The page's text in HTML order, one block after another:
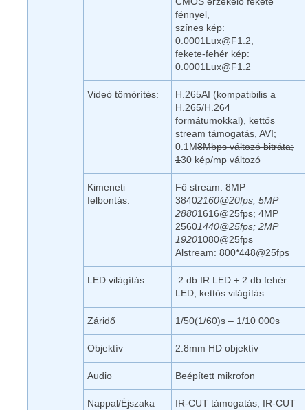
fénnyel,
színes kép:
0.0001Lux@F1.2,
fekete-fehér kép:
0.0001Lux@F1.2
Videó tömörítés:
H.265AI (kompatibilis a
H.265/H.264
formátumokkal), kettős
stream támogatás, AVI;
0.1M8Mbps változó bitráta;
130 kép/mp változó
Kimeneti
felbontás:
Fő stream: 8MP
38402160@20fps; 5MP
28801616@25fps; 4MP
25601440@25fps; 2MP
19201080@25fps
Alstream: 800*448@25fps
LED világítás
2 db IR LED + 2 db fehér
LED, kettős világítás
Záridő 1/50(1/60)s – 1/10 000s
Objektív 2.8mm HD objektív
Audio Beépített mikrofon
Nappal/Éjszaka
IR-CUT támogatás, IR-CUT